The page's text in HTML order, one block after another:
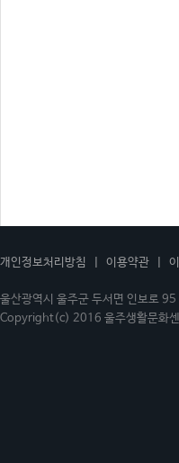
개인정보처리방침 이용약관
울산광역시 울주군 두서면 인보
Copyright(c) 2016 울주생활문화